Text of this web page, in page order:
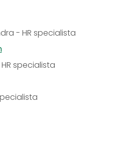
- HR specialista
specialista